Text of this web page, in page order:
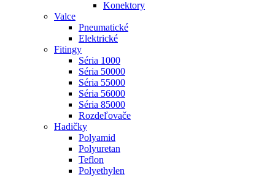
Konektory
Valce
Pneumatické
Elektrické
Fitingy
Séria 1000
Séria 50000
Séria 55000
Séria 56000
Séria 85000
Rozdeľovače
Hadičky
Polyamid
Polyuretan
Teflon
Polyethylen